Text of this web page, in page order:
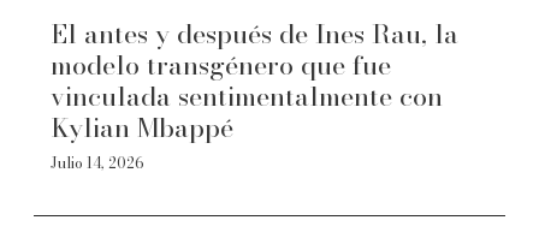
El antes y después de Ines Rau, la
modelo transgénero que fue
vinculada sentimentalmente con
Kylian Mbappé
Julio 14, 2026